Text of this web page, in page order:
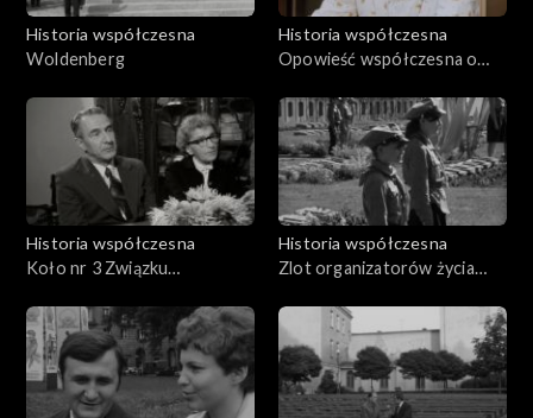
Historia współczesna
Woldenberg
Historia współczesna
Opowieść współczesna o
żyjącym oficerze obrony
Westerplatte
Historia współczesna
Koło nr 3 Związku
Demokrację
Historia współczesna
Zlot organizatorów życia
Dolnego Śląska w latach
1945-1948